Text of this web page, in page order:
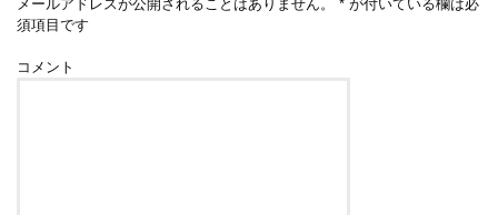
メールアドレスが公開されることはありません。 * が付いている欄は必
須項目です
コメント